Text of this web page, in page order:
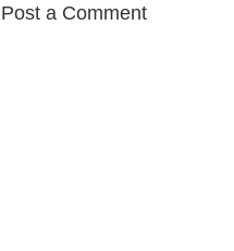
Post a Comment